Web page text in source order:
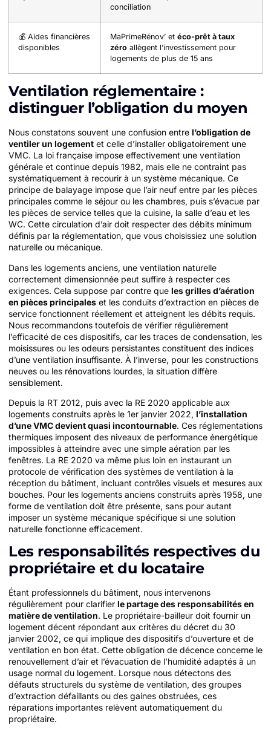
conciliation
💰 Aides financières
disponibles
MaPrimeRénov’ et éco-prêt à taux
zéro allègent l’investissement pour
logements de plus de 15 ans
Ventilation réglementaire :
distinguer l’obligation du moyen
Nous constatons souvent une confusion entre l’obligation de
ventiler un logement et celle d’installer obligatoirement une
VMC. La loi française impose effectivement une ventilation
générale et continue depuis 1982, mais elle ne contraint pas
systématiquement à recourir à un système mécanique. Ce
principe de balayage impose que l’air neuf entre par les pièces
principales comme le séjour ou les chambres, puis s’évacue par
les pièces de service telles que la cuisine, la salle d’eau et les
WC. Cette circulation d’air doit respecter des débits minimum
définis par la réglementation, que vous choisissiez une solution
naturelle ou mécanique.
Dans les logements anciens, une ventilation naturelle
correctement dimensionnée peut suffire à respecter ces
exigences. Cela suppose par contre que les grilles d’aération
en pièces principales et les conduits d’extraction en pièces de
service fonctionnent réellement et atteignent les débits requis.
Nous recommandons toutefois de vérifier régulièrement
l’efficacité de ces dispositifs, car les traces de condensation, les
moisissures ou les odeurs persistantes constituent des indices
d’une ventilation insuffisante. À l’inverse, pour les constructions
neuves ou les rénovations lourdes, la situation diffère
sensiblement.
Depuis la RT 2012, puis avec la RE 2020 applicable aux
logements construits après le 1er janvier 2022, l’installation
d’une VMC devient quasi incontournable. Ces réglementations
thermiques imposent des niveaux de performance énergétique
impossibles à atteindre avec une simple aération par les
fenêtres. La RE 2020 va même plus loin en instaurant un
protocole de vérification des systèmes de ventilation à la
réception du bâtiment, incluant contrôles visuels et mesures aux
bouches. Pour les logements anciens construits après 1958, une
forme de ventilation doit être présente, sans pour autant
imposer un système mécanique spécifique si une solution
naturelle fonctionne efficacement.
Les responsabilités respectives du
propriétaire et du locataire
Étant professionnels du bâtiment, nous intervenons
régulièrement pour clarifier le partage des responsabilités en
matière de ventilation. Le propriétaire-bailleur doit fournir un
logement décent répondant aux critères du décret du 30
janvier 2002, ce qui implique des dispositifs d’ouverture et de
ventilation en bon état. Cette obligation de décence concerne le
renouvellement d’air et l’évacuation de l’humidité adaptés à un
usage normal du logement. Lorsque nous détectons des
défauts structurels du système de ventilation, des groupes
d’extraction défaillants ou des gaines obstruées, ces
réparations importantes relèvent automatiquement du
propriétaire.